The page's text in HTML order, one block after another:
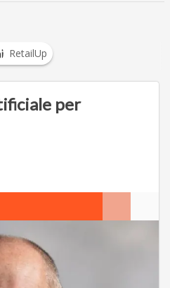
RetailUp
per